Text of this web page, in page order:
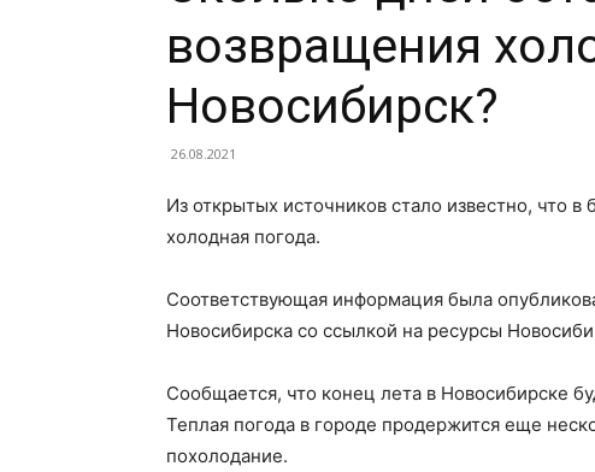
возвращения
Новосибирск?
26.08.2021
Из открытых источников стало известно, что
холодная погода.
Соответствующая информация была
Новосибирска со ссылкой на ресурсы
Сообщается, что конец лета в Новосибирске
Теплая погода в городе продержится еще
похолодание.